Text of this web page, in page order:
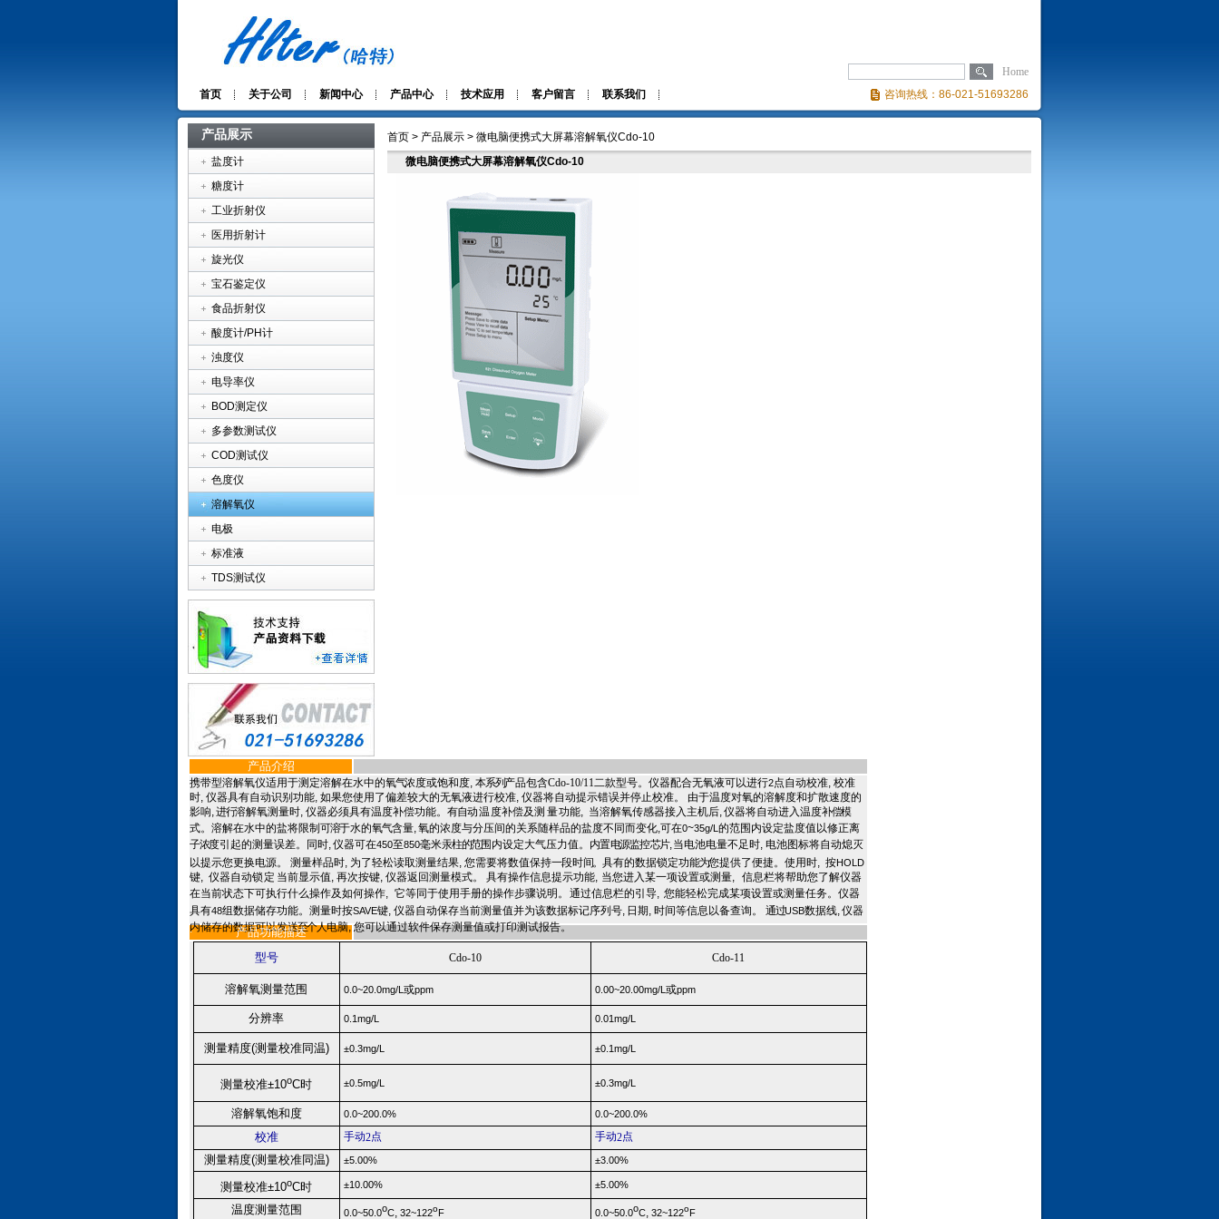
Home
首页
关于公司 新闻中心 产品中心 技术应用 客户留言 联系我们 咨询热线：86-021-51693286
产品展示
盐度计
糖度计
工业折射仪
医用折射计
旋光仪
宝石鉴定仪
食品折射仪
酸度计/PH计
浊度仪
电导率仪
BOD测定仪
多参数测试仪
COD测试仪
色度仪
溶解氧仪
电极
标准液
TDS测试仪
首页 > 产品展示 > 微电脑便携式大屏幕溶解氧仪Cdo-10
微电脑便携式大屏幕溶解氧仪Cdo-10
产品介绍
携带型溶解氧仪适用于测定溶解在水中的氧气浓度或饱和度,本系列产品包含Cdo-10/11二款型号。仪器配合无氧液可以进行2点自动校准,校准
时, 仪器具有自动识别功能, 如果您使用了偏差较大的无氧液进行校准, 仪器将自动提示错误并停止校准。
由于温度对氧的溶解度和扩散速度的
影响,进行溶解氧测量时,仪器必须具有温度补偿功能。有自动温 度补偿及测量功能, 当溶解氧传感器接入主机后,仪器将自动进入温度补偿模
式。溶解在水中的盐将限制 可溶于水的氧气含量,氧的浓度与分压间的关系随样品的盐度不同而变化,可在0~35g/L 的范围内设定盐度值以修正离
子浓度引起的测量误差。同时,仪器可在450至850毫米汞柱的范围内设定大气压力值。 内置电源监控芯片, 当电池电量不足时,电池图标将自动熄灭
以提示您更换电源。
测量样品时, 为了轻松读取测量结果, 您需要将数值保持一段时间。具有的数据锁定功能为您提供了便捷。使用时, 按HOLD
键, 仪器自动锁定 当前显示值, 再次按键, 仪器返回测量模式。 具有操作信息提示功能, 当您进入某一项设置或测量, 信息栏将帮助您了解仪器
在当前状态下可执行什么操作及如何操作, 它等同于使用手册的操作步骤说明。 通过信息栏的引导, 您能轻松完成某项设置或测量任务。仪器
具有48组数据储存功能。测量时按SAVE键, 仪器自动保存当前测量值并为该数据标记序列号, 日期, 时间等信息以备查询。 通过USB数据线,仪器
内储存的数据可以发送至个人电脑,您可以通过软件保存测量值或打印测试报告。
.
产品功能描述
型号
Cdo-10 Cdo-11
溶解氧测量范围 0.0~20.0mg/L 或ppm 0.00~20.00mg/L 或ppm
分辨率 0.1mg/L 0.01mg/L
测量精度(测量校准同温) ±0.3mg/L ±0.1mg/L
测量校准±10oC时 ±0.5mg/L ±0.3mg/L
溶解氧饱和度 0.0~200.0% 0.0~200.0%
校准 手动2点 手动2点
测量精度(测量校准同温) ±5.00% ±3.00%
测量校准±10oC时 ±10.00% ±5.00%
温度测量范围 0.0~50. 0oC, 32~122oF 0.0~50. 0oC, 32~122oF